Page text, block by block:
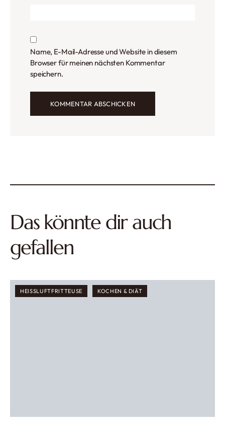
Name, E-Mail-Adresse und Website in diesem
Browser für meinen nächsten Kommentar
speichern.
Das könnte dir auch
gefallen
HEISSLUFTFRITTEUSE KOCHEN & DIÄT